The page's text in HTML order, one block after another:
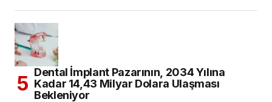
Dental İmplant Pazarının, 2034 Yılına
Kadar 14,43 Milyar Dolara Ulaşması
Bekleniyor